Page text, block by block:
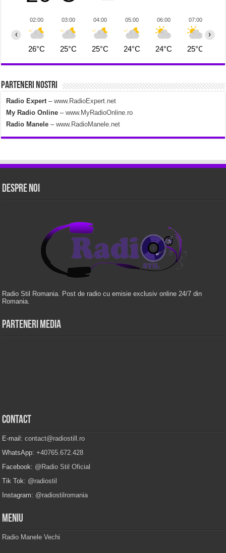
02:00
26°C
03:00
25°C
04:00
25°C
05:00
24°C
06:00
24°C
07:00
25°C
‹ ›
Parteneri Nostri
Radio Expert –www.RadioExpert.net
My Radio Online –www.MyRadioOnline.ro
Radio Manele–www.RadioManele.net
Despre Noi
Radio Stil Romania. Post de radio cu emisie exclusiv online 24/7 din
Romania.
Parteneri Media
Contact
E-mail:contact@radiostill.ro
WhatsApp:+40765.672.428
Facebook: @Radio Stil Oficial
Tik Tok: @radiostil
Instagram: @radiostilromania
Meniu
Radio Manele Vechi